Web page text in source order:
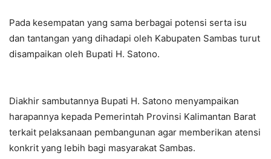
Pada kesempatan yang sama berbagai potensi serta isu
dan tantangan yang dihadapi oleh Kabupaten Sambas turut
disampaikan oleh Bupati H. Satono.
Diakhir sambutannya Bupati H. Satono menyampaikan
harapannya kepada Pemerintah Provinsi Kalimantan Barat
terkait pelaksanaan pembangunan agar memberikan atensi
konkrit yang lebih bagi masyarakat Sambas.